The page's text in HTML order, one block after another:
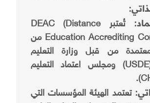
تُعتبر DEAC (Distance
Education Accrediting Commission) من
من قبل وزارة التعليم
الأمريكية (USDE) ومجلس اعتماد التعليم
تعتمد الهيئة المؤسسات التي